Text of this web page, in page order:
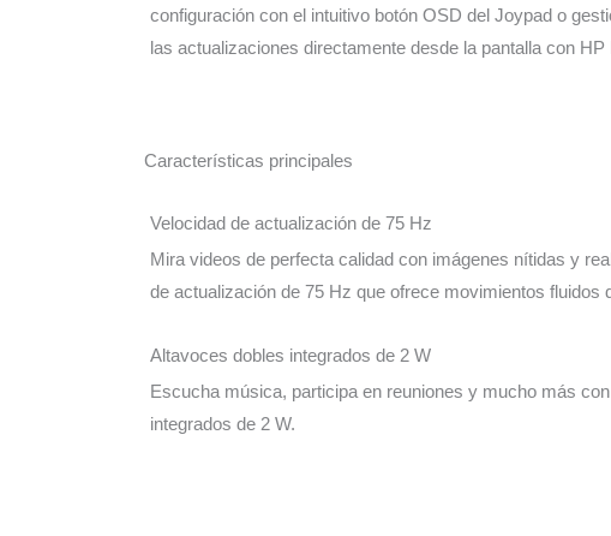
configuración con el intuitivo botón OSD del Joypad o
las actualizaciones directamente desde la pantalla con
Características principales
Velocidad de actualización de 75 Hz
Mira videos de perfecta calidad con imágenes nítidas y
de actualización de 75 Hz que ofrece movimientos fluidos
Altavoces dobles integrados de 2 W
Escucha música, participa en reuniones y mucho más
integrados de 2 W.